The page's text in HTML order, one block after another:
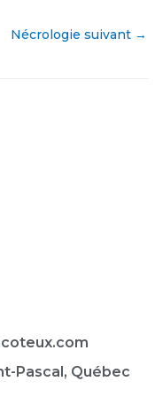
Nécrologie suivant →
Pascal, Québec